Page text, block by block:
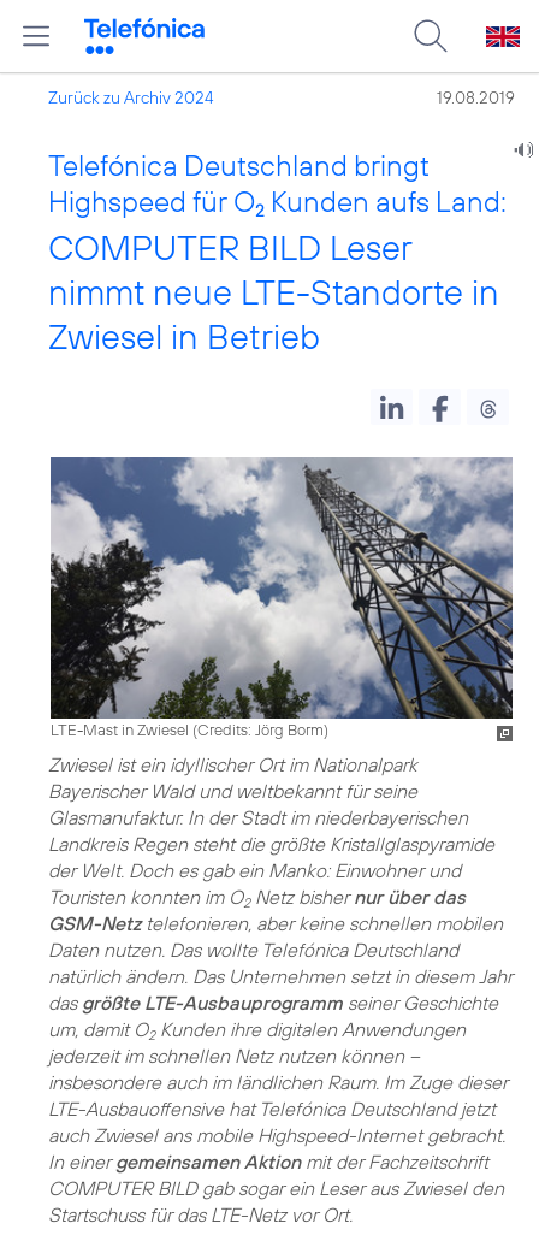
Zurück zu Archiv 2024 19.08.2019
Telefónica Deutschland bringt
Highspeed für O2 Kunden aufs Land:
COMPUTER BILD Leser
nimmt neue LTE-Standorte in
Zwiesel in Betrieb
LTE-Mast in Zwiesel (Credits: Jörg Borm)
Zwiesel ist ein idyllischer Ort im Nationalpark
Bayerischer Wald und weltbekannt für seine
Glasmanufaktur. In der Stadt im niederbayerischen
Landkreis Regen steht die größte Kristallglaspyramide
der Welt. Doch es gab ein Manko: Einwohner und
Touristen konnten im O2Netz bishernur über das
GSM-Netztelefonieren, aber keine schnellen mobilen
Daten nutzen. Das wollte Telefónica Deutschland
natürlich ändern. Das Unternehmen setzt in diesem Jahr
das größte LTE-Ausbauprogramm seiner Geschichte
um, damit O2Kunden ihre digitalen Anwendungen
jederzeit im schnellen Netz nutzen können –
insbesondere auch im ländlichen Raum. Im Zuge dieser
LTE-Ausbauoffensive hat Telefónica Deutschland jetzt
auch Zwiesel ans mobile Highspeed-Internet gebracht.
In einergemeinsamen Aktionmit der Fachzeitschrift
COMPUTER BILD gab sogar ein Leser aus Zwiesel den
Startschuss für das LTE-Netz vor Ort.